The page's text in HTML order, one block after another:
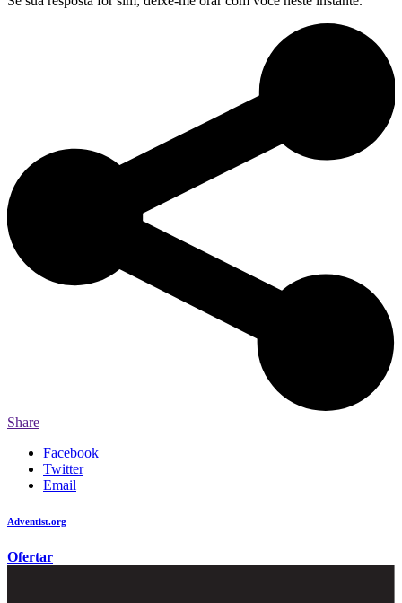
Share
Facebook
Twitter
Email
Adventist.org
Ofertar